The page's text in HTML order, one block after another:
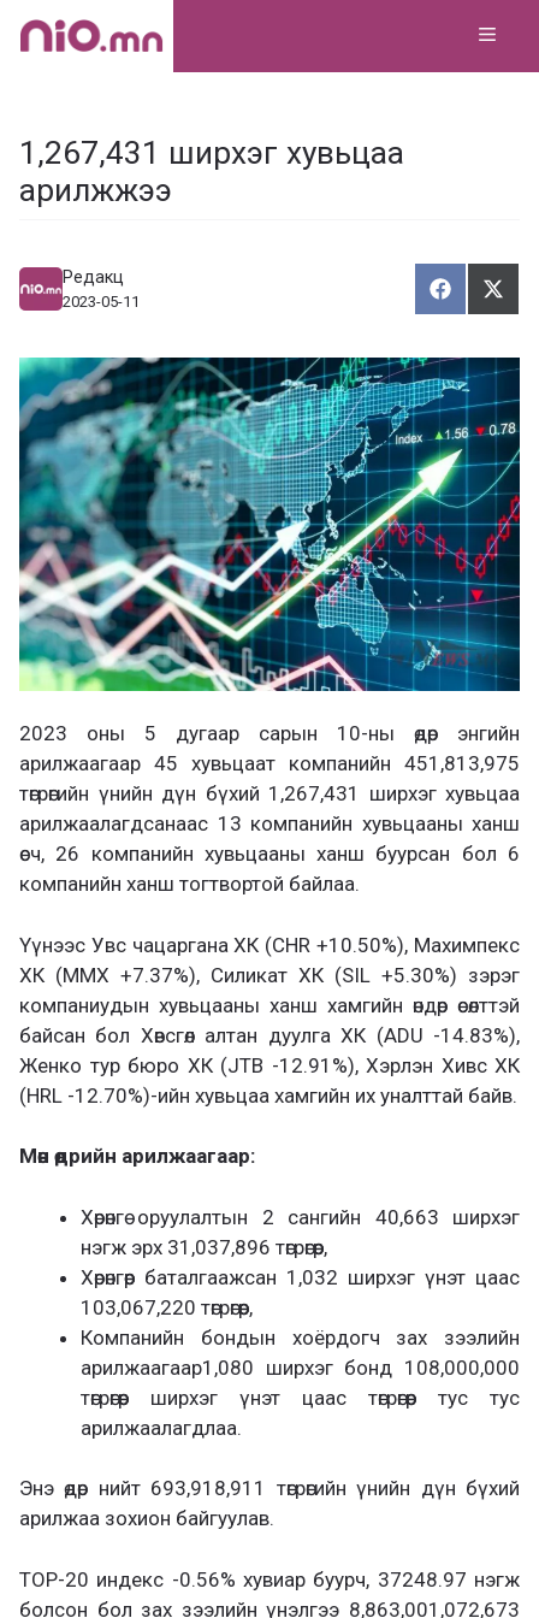
Skip
1,267,431 ширхэг хувьцаа
арилжжээ
Редакц
2023-05-11
Х
у
а
а
ц
а
х
Т
ү
э
э
х
2023 оны 5 дугаар сарын 10-ны өдөр энгийн
арилжаагаар 45 хувьцаат компанийн 451,813,975
төгрөгийн үнийн дүн бүхий 1,267,431 ширхэг хувьцаа
арилжаалагдсанаас 13 компанийн хувьцааны ханш
өсч, 26 компанийн хувьцааны ханш буурсан бол 6
компанийн ханш тогтвортой байлаа.
Үүнээс Увс чацаргана ХК (CHR +10.50%), Махимпекс
ХК (MMX +7.37%), Силикат ХК (SIL +5.30%) зэрэг
компаниудын хувьцааны ханш хамгийн өндөр өсөлттэй
байсан бол Хөвсгөл алтан дуулга ХК (ADU -14.83%),
Женко тур бюро ХК (JTB -12.91%), Хэрлэн Хивс ХК
(HRL -12.70%)-ийн хувьцаа хамгийн их уналттай байв.
Мөн өдрийн арилжаагаар:
Хөрөнгө оруулалтын 2 сангийн 40,663 ширхэг
нэгж эрх 31,037,896 төгрөгөөр,
Хөрөнгөөр баталгаажсан 1,032 ширхэг үнэт цаас
103,067,220 төгрөгөөр,
Компанийн бондын хоёрдогч зах зээлийн
арилжаагаар1,080 ширхэг бонд 108,000,000
төгрөгөөр ширхэг үнэт цаас төгрөгөөр тус тус
арилжаалагдлаа.
Энэ өдөр нийт 693,918,911 төгрөгийн үнийн дүн бүхий
арилжаа зохион байгуулав.
ТOP-20 индекс -0.56% хувиар буурч, 37248.97 нэгж
болсон бол зах зээлийн үнэлгээ 8,863,001,072,673